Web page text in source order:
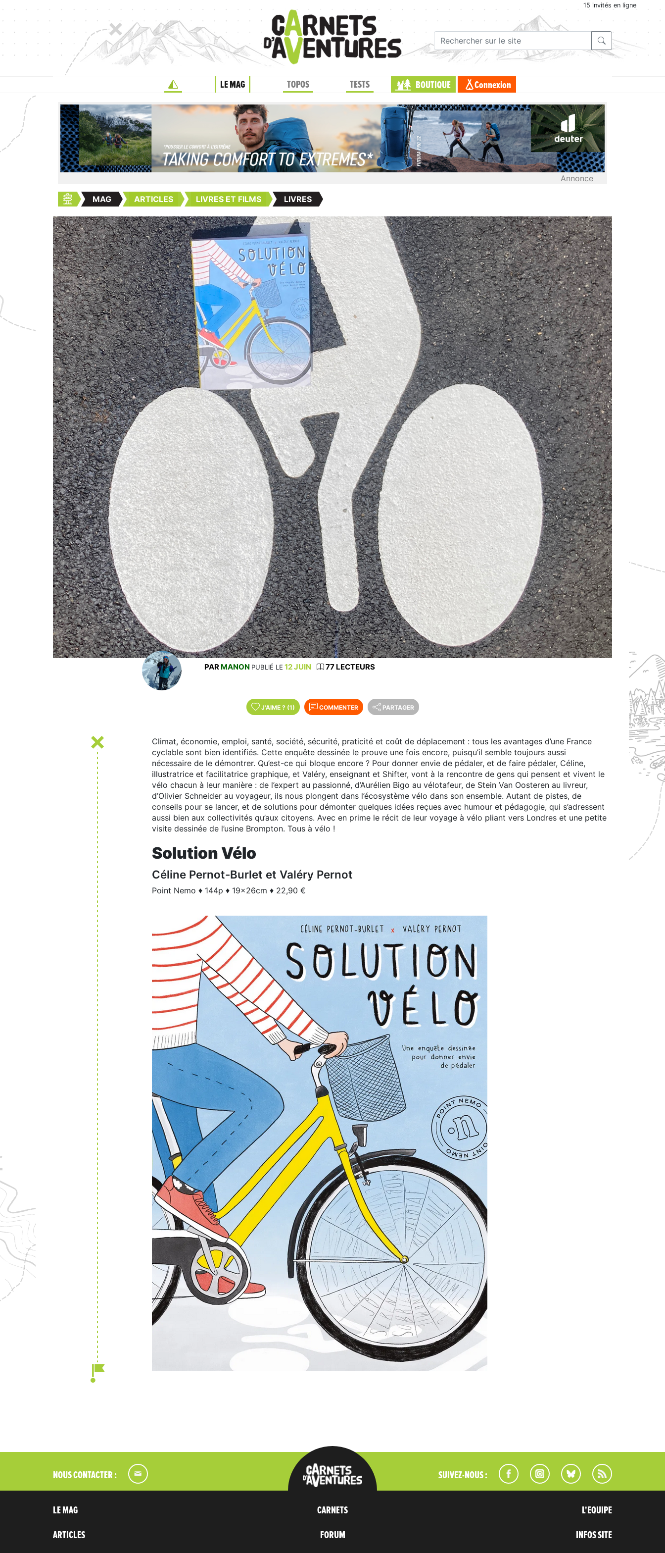
15 invités en ligne
LE MAG TOPOS TESTS BOUTIQUE Connexion
Annonce
MAG ARTICLES LIVRES ET FILMS LIVRES
PAR MANON PUBLIÉ LE 12 JUIN 77 LECTEURS
J'AIME ? (1) COMMENTER PARTAGER
Climat, économie, emploi, santé, société, sécurité, praticité et coût de déplacement : tous les avantages d’une France
cyclable sont bien identifiés. Cette enquête dessinée le prouve une fois encore, puisqu’il semble toujours aussi
nécessaire de le démontrer. Qu’est-ce qui bloque encore ? Pour donner envie de pédaler, et de faire pédaler, Céline,
illustratrice et facilitatrice graphique, et Valéry, enseignant et Shifter, vont à la rencontre de gens qui pensent et vivent le
vélo chacun à leur manière : de l’expert au passionné, d’Aurélien Bigo au vélotafeur, de Stein Van Oosteren au livreur,
d’Olivier Schneider au voyageur, ils nous plongent dans l’écosystème vélo dans son ensemble. Autant de pistes, de
conseils pour se lancer, et de solutions pour démonter quelques idées reçues avec humour et pédagogie, qui s’adressent
aussi bien aux collectivités qu’aux citoyens. Avec en prime le récit de leur voyage à vélo pliant vers Londres et une petite
visite dessinée de l’usine Brompton. Tous à vélo !
Solution Vélo
Céline Pernot-Burlet et Valéry Pernot
Point Nemo ♦ 144p ♦ 19x26cm ♦ 22,90 €
NOUS CONTACTER : SUIVEZ-NOUS :
LE MAG
ARTICLES
CARNETS
FORUM
L'EQUIPE
INFOS SITE